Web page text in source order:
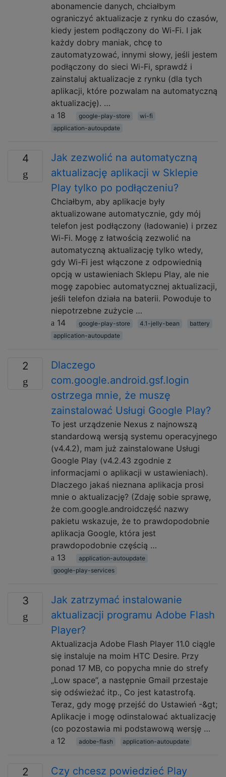
abonamencie danych, chciałbym
ograniczyć aktualizacje z rynku do czasów,
kiedy jestem podłączony do Wi-Fi. I jak
każdy dobry maniak, chcę to
zautomatyzować, innymi słowy, jeśli jestem
podłączony do sieci Wi-Fi, sprawdź i
zainstaluj aktualizacje z rynku (dla tych
aplikacji, które pozwalam na automatyczną
aktualizację). …
18
google-play-store
wi-fi
application-autoupdate
4
Jak zezwolić na automatyczną
aktualizację aplikacji w Sklepie
Play tylko po podłączeniu?
Chciałbym, aby aplikacje były
aktualizowane automatycznie, gdy mój
telefon jest podłączony (ładowanie) i przez
Wi-Fi. Mogę z łatwością zezwolić na
automatyczną aktualizację tylko wtedy,
gdy Wi-Fi jest włączone z odpowiednią
opcją w ustawieniach Sklepu Play, ale nie
mogę zapobiec automatycznej aktualizacji,
jeśli telefon działa na baterii. Powoduje to
niepotrzebne zużycie …
14
google-play-store 4.1-jelly-bean
battery
application-autoupdate
2
Dlaczego
com.google.android.gsf.login
ostrzega mnie, że muszę
zainstalować Usługi Google Play?
To jest urządzenie Nexus z najnowszą
standardową wersją systemu operacyjnego
(v4.4.2), mam już zainstalowane Usługi
Google Play (v4.2.43 zgodnie z
informacjami o aplikacji w ustawieniach).
Dlaczego jakaś nieznana aplikacja prosi
mnie o aktualizację? (Zdaję sobie sprawę,
że com.google.androidczęść nazwy
pakietu wskazuje, że to prawdopodobnie
aplikacja Google, która jest
prawdopodobnie częścią …
13
application-autoupdate
google-play-services
3
Jak zatrzymać instalowanie
aktualizacji programu Adobe Flash
Player?
Aktualizacja Adobe Flash Player 11.0 ciągle
się instaluje na moim HTC Desire. Przy
ponad 17 MB, co popycha mnie do strefy
„Low space”, a następnie Gmail przestaje
się odświeżać itp., Co jest katastrofą.
Teraz, gdy mogę przejść do Ustawień -&gt;
Aplikacje i mogę odinstalować aktualizację
(co pozostawia mi podstawową wersję …
12
adobe-flash application-autoupdate
2 Czy chcesz powiedzieć Play